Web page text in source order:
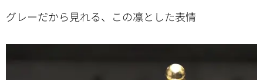
グレーだから見れる、この凛とした表情